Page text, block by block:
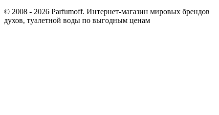
© 2008 - 2026 Parfumoff. Интернет-магазин мировых брендов
духов, туалетной воды по выгодным ценам